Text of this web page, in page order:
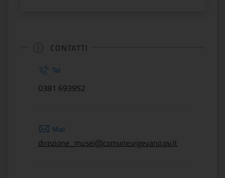
CONTATTI
Tel
0381 693952
Mail
direzione_musei@comune.vigevano.pv.it